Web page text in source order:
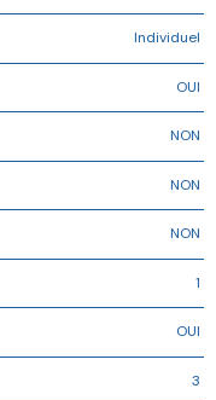
Individuel
OUI
NON
NON
NON
1
OUI
3